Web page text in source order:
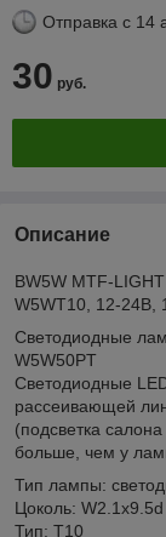
Отправка с 14
30 руб.
Описание
BW5W MTF-
W5WT10, 12-24В,
Светодиодные
W5W50PT
Светодиодные
рассеивающей
(подсветка
больше, чем у
Тип лампы:
Цоколь: W2.1x9.5d
Тип: Т10